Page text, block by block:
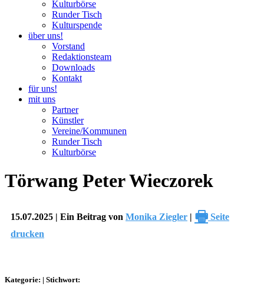
Kulturbörse
Runder Tisch
Kulturspende
über uns!
Vorstand
Redaktionsteam
Downloads
Kontakt
für uns!
mit uns
Partner
Künstler
Vereine/Kommunen
Runder Tisch
Kulturbörse
Törwang Peter Wieczorek
15.07.2025 | Ein Beitrag von Monika Ziegler | 🖶 Seite
drucken
Kategorie: | Stichwort: